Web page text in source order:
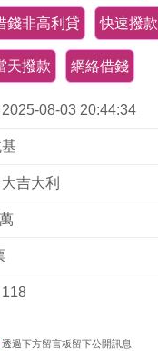
錢非高利貸 快速撥款
天撥款 網絡借錢
08-03 20:44:34
吉大利
透過下方留言板留下公開訊息